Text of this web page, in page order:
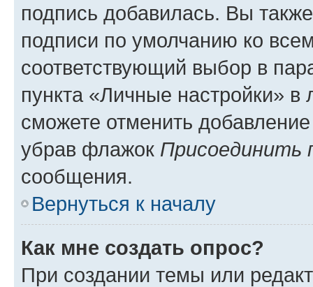
подпись добавилась. Вы
подписи по умолчанию ко
соответствующий выбор в
пункта «Личные настройки»
сможете отменить
убрав флажок Присоединить
сообщения.
Вернуться к началу
Как мне создать опрос?
При создании темы или